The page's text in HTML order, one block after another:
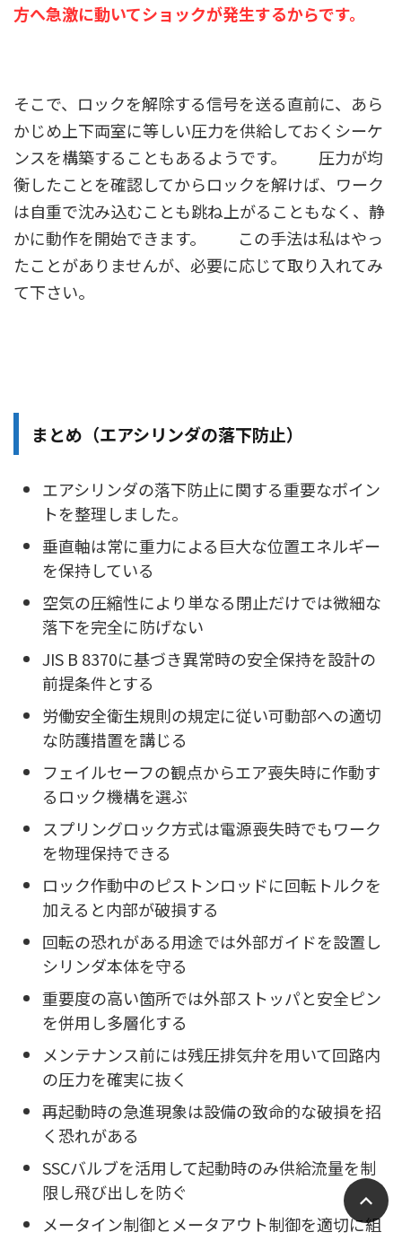
方へ急激に動いてショックが発生するからです。
そこで、ロックを解除する信号を送る直前に、あら
かじめ上下両室に等しい圧力を供給しておくシーケ
ンスを構築することもあるようです。 圧力が均
衡したことを確認してからロックを解けば、ワーク
は自重で沈み込むことも跳ね上がることもなく、静
かに動作を開始できます。 この手法は私はやっ
たことがありませんが、必要に応じて取り入れてみ
て下さい。
まとめ（エアシリンダの落下防止）
エアシリンダの落下防止に関する重要なポイン
トを整理しました。
垂直軸は常に重力による巨大な位置エネルギー
を保持している
空気の圧縮性により単なる閉止だけでは微細な
落下を完全に防げない
JIS B 8370に基づき異常時の安全保持を設計の
前提条件とする
労働安全衛生規則の規定に従い可動部への適切
な防護措置を講じる
フェイルセーフの観点からエア喪失時に作動す
るロック機構を選ぶ
スプリングロック方式は電源喪失時でもワーク
を物理保持できる
ロック作動中のピストンロッドに回転トルクを
加えると内部が破損する
回転の恐れがある用途では外部ガイドを設置し
シリンダ本体を守る
重要度の高い箇所では外部ストッパと安全ピン
を併用し多層化する
メンテナンス前には残圧排気弁を用いて回路内
の圧力を確実に抜く
再起動時の急進現象は設備の致命的な破損を招
く恐れがある
SSCバルブを活用して起動時のみ供給流量を制
限し飛び出しを防ぐ
メータイン制御とメータアウト制御を適切に組